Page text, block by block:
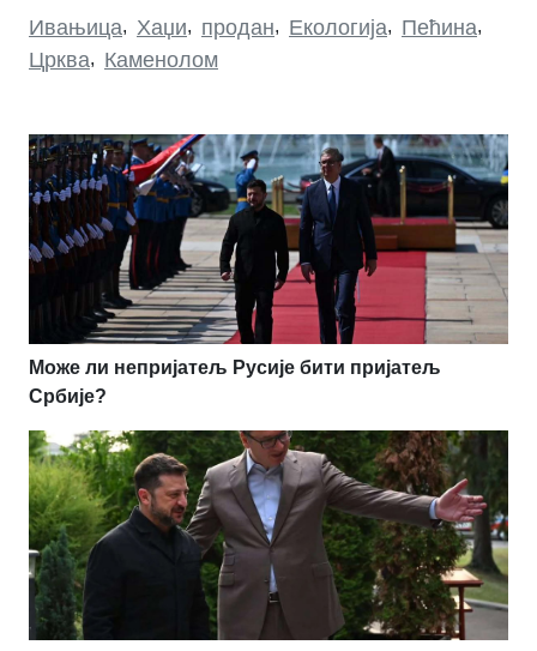
Ивањица, Хаџи, продан, Екологија, Пећина,
Црква, Каменолом
Може ли непријатељ Русије бити пријатељ
Србије?